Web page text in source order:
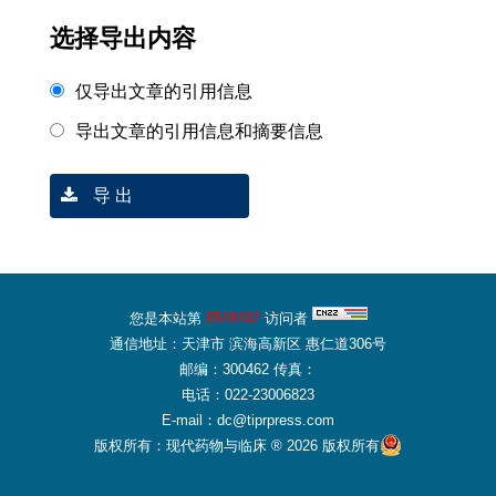
选择导出内容
仅导出文章的引用信息
导出文章的引用信息和摘要信息
导 出
您是本站第 8548492访问者
通信地址：天津市 滨海高新区 惠仁道306号
邮编：300462 传真：
电话：022-23006823
E-mail：dc@tiprpress.com
版权所有：现代药物与临床 ® 2026 版权所有